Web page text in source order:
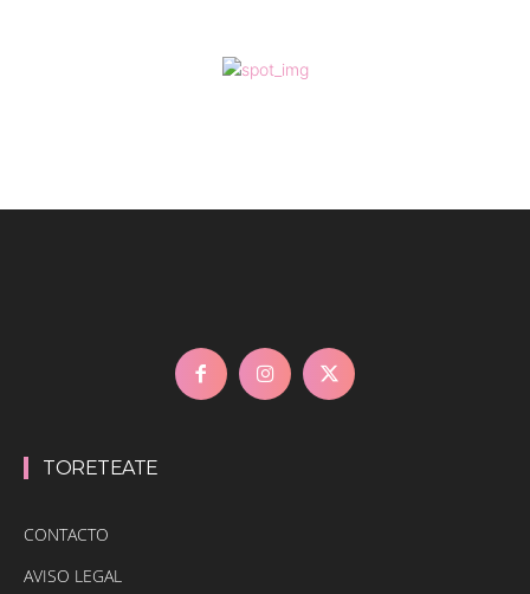
TORETEATE
CONTACTO
AVISO LEGAL